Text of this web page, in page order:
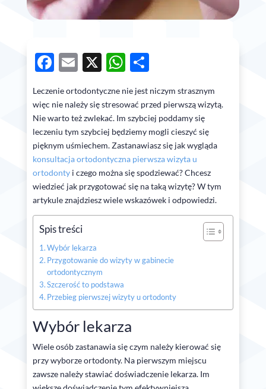
Facebook
Email
X WhatsApp
Share
Leczenie ortodontyczne nie jest niczym strasznym
więc nie należy się stresować przed pierwszą wizytą.
Nie warto też zwlekać. Im szybciej poddamy się
leczeniu tym szybciej będziemy mogli cieszyć się
pięknym uśmiechem. Zastanawiasz się jak wygląda
konsultacja ortodontyczna pierwsza wizyta u
ortodontyi czego można się spodziewać? Chcesz
wiedzieć jak przygotować się na taką wizytę? W tym
artykule znajdziesz wiele wskazówek i odpowiedzi.
Spis treści
Wybór lekarza
Przygotowanie do wizyty w gabinecie
ortodontycznym
Szczerość to podstawa
Przebieg pierwszej wizyty u ortodonty
Wybór lekarza
Wiele osób zastanawia się czym należy kierować się
przy wyborze ortodonty. Na pierwszym miejscu
zawsze należy stawiać doświadczenie lekarza. Im